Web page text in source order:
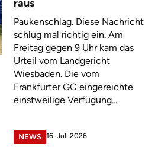
raus
Paukenschlag. Diese Nachricht
schlug mal richtig ein. Am
Freitag gegen 9 Uhr kam das
Urteil vom Landgericht
Wiesbaden. Die vom
Frankfurter GC eingereichte
einstweilige Verfügung...
NEWS 16. Juli 2026